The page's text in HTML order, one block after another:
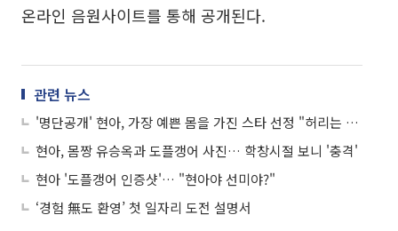
온라인 음원사이트를 통해 공개된다.
관련 뉴스
'명단공개' 현아, 가장 예쁜 몸을 가진 스타 선정 "허리는 몇 인치?"
현아, 몸짱 유승옥과 도플갱어 사진… 학창시절 보니 '충격'
현아 '도플갱어 인증샷'… "현아야 선미야?"
‘경험 無도 환영’ 첫 일자리 도전 설명서